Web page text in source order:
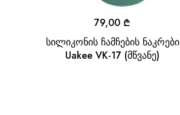
სილიკონის ჩამჩების ნაკრები
Uakee VK-17 (მწვანე)
79,00 ₾